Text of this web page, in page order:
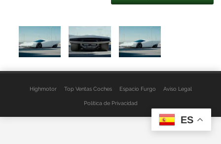
Highmotor Top Ventas Coches Espacio Furgo Aviso Legal
Política de Privacidad
ES